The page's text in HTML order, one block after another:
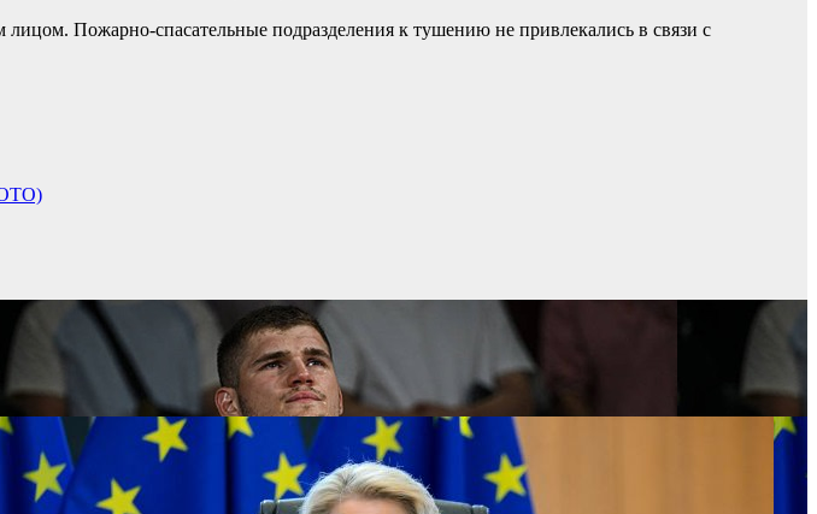
Пожарно-спасательные подразделения к тушению не привлекались в связи с